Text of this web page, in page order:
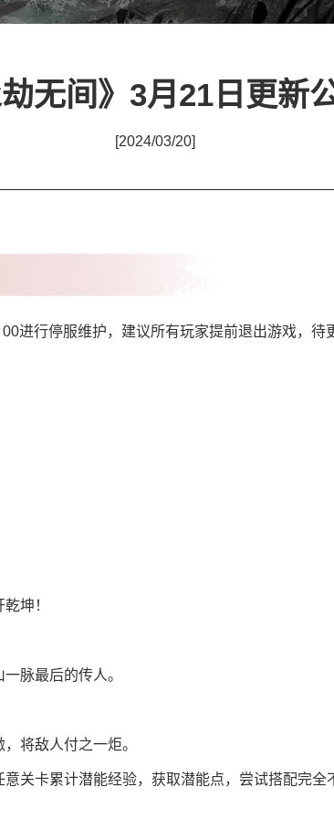
劫无间》3月21日更新
[2024/03/20]
进行停服维护，建议所有玩家提前退出游戏，待
坤！
脉最后的传人。
将敌人付之一炬。
关卡累计潜能经验，获取潜能点，尝试搭配完全